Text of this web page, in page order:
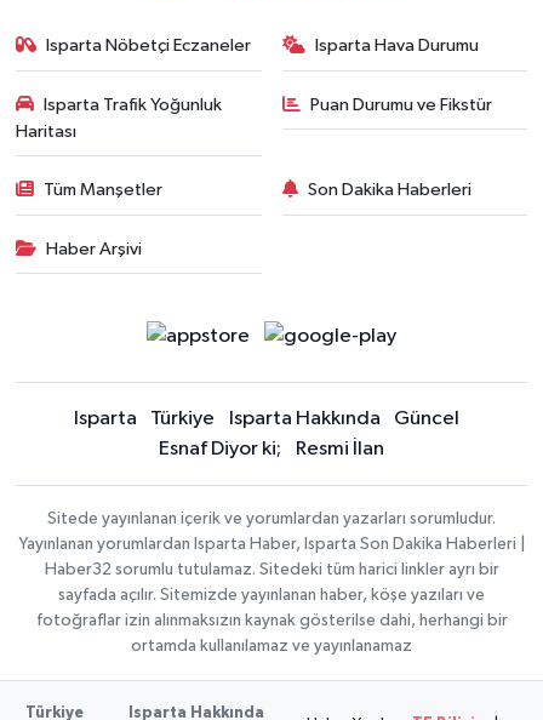
Isparta Nöbetçi Eczaneler Isparta Hava Durumu
Isparta Trafik Yoğunluk
Haritası
Puan Durumu ve Fikstür
Tüm Manşetler Son Dakika Haberleri
Haber Arşivi
Isparta Türkiye Isparta Hakkında
Güncel
Esnaf Diyor ki;
Resmi İlan
Sitede yayınlanan içerik ve yorumlardan yazarları sorumludur.
Yayınlanan yorumlardan Isparta Haber, Isparta Son Dakika Haberleri |
Haber32 sorumlu tutulamaz. Sitedeki tüm harici linkler ayrı bir
sayfada açılır. Sitemizde yayınlanan haber, köşe yazıları ve
fotoğraflar izin alınmaksızın kaynak gösterilse dahi, herhangi bir
ortamda kullanılamaz ve yayınlanamaz
Türkiye Isparta Hakkında